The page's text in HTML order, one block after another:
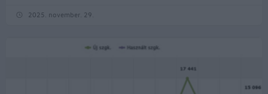
2025. november. 29.